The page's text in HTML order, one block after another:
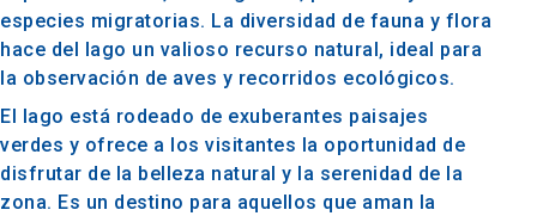
especies migratorias. La diversidad de fauna y flora
hace del lago un valioso recurso natural, ideal para
la observación de aves y recorridos ecológicos.
El lago está rodeado de exuberantes paisajes
verdes y ofrece a los visitantes la oportunidad de
disfrutar de la belleza natural y la serenidad de la
zona. Es un destino para aquellos que aman la